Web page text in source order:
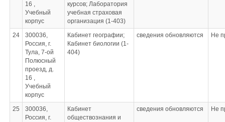
(тематический)
- тренажёр сердечно-
- прибор ВПХР
16 ,
Учебный
корпус
курсов; Лаборатория
учебная страховая
организация (1-403)
24
300036,
Россия, г.
Тула, 7-ой
Полюсный
проезд, д.
16 ,
Учебный
корпус
Кабинет географии;
Кабинет биологии (1-
404)
сведения обновляются Не
25
300036,
Россия, г.
Кабинет
обществознания и
сведения обновляются Не